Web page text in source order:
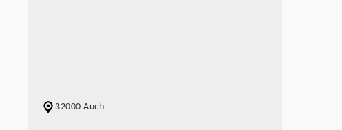
32000 Auch